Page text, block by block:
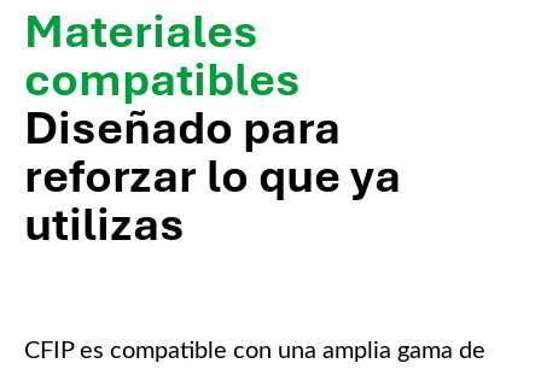
Materiales
compatibles
Diseñado para
reforzar lo que ya
utilizas
CFIP es compatible con una amplia gama de